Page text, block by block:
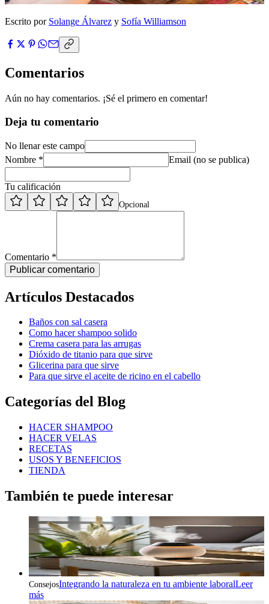
Escrito por Solange Álvarez y Sofía Williamson
Comentarios
Aún no hay comentarios. ¡Sé el primero en comentar!
Deja tu comentario
No llenar este campo
Nombre *
Email (no se publica)
Tu calificación
Opcional
Comentario *
Publicar comentario
Artículos Destacados
Baños con sal casera
Como hacer shampoo solido
Crema casera para las arrugas
Dióxido de titanio para que sirve
Glicerina para que sirve
Para que sirve el aceite de ricino en el cabello
Categorías del Blog
HACER SHAMPOO
HACER VELAS
RECETAS
USOS Y BENEFICIOS
TIENDA
También te puede interesar
ConsejosIntegrando la naturaleza en tu ambiente laboralLeer
más